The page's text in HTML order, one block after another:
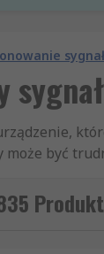
może być